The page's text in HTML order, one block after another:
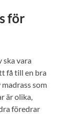
för
ska vara
få till en bra
som
är olika,
föredrar